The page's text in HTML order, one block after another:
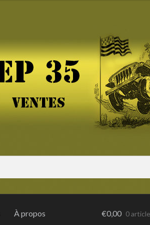
À propos €0,00 0 article